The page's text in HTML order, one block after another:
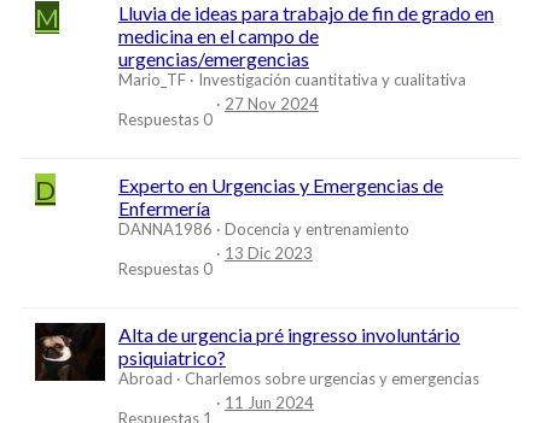
M
Lluvia de ideas para trabajo de fin de grado en
medicina en el campo de
urgencias/emergencias
Mario_TF Investigación cuantitativa y cualitativa
Respuestas 0
27 Nov 2024
D
Experto en Urgencias y Emergencias de
Enfermería
DANNA1986 Docencia y entrenamiento
Respuestas 0
13 Dic 2023
Alta de urgencia pré ingresso involuntário
psiquiatrico?
Abroad Charlemos sobre urgencias y emergencias
Respuestas 1
11 Jun 2024